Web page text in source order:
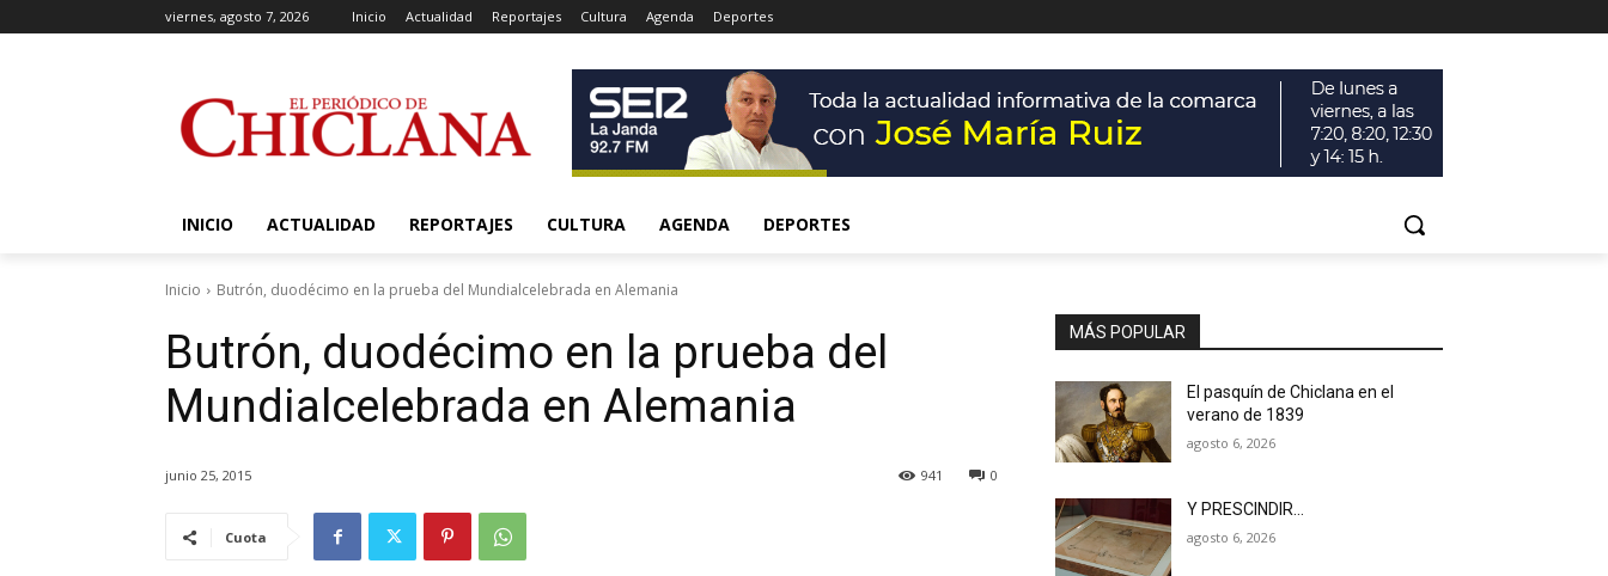
viernes, agosto 7, 2026 Inicio Actualidad Reportajes Cultura Agenda Deportes
INICIO ACTUALIDAD REPORTAJES CULTURA AGENDA DEPORTES
Inicio Butrón, duodécimo en la prueba del Mundialcelebrada en Alemania
Butrón, duodécimo en la prueba del
Mundialcelebrada en Alemania
junio 25, 2015 0
941
Cuota
MÁS POPULAR
El pasquín de Chiclana en el
verano de 1839
agosto 6, 2026
Y PRESCINDIR…
agosto 6, 2026